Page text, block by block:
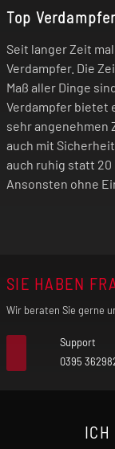
Drip Tip : 510er
verwendbare
Top Verdampfer
Seit langer Zeit
Verdampfer. Die
Maß aller Dinge
Verdampfer bietet
sehr angenehmen
auch mit
auch ruhig statt 20
Ansonsten ohne
SIE HABEN
Wir beraten Sie gerne
Support
0395
ICH